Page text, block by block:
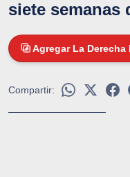
siete semanas
Agregar La Derecha
Compartir: